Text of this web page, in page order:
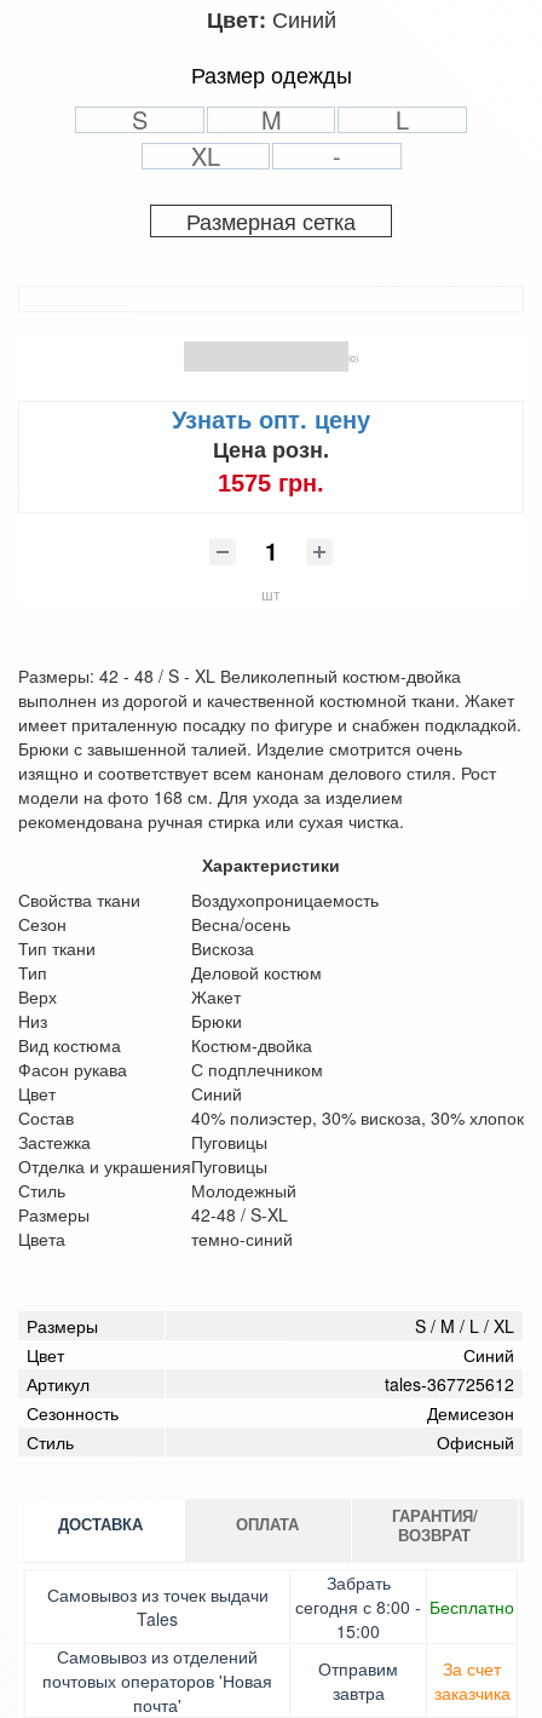
Цвет: Синий
Размер одежды
S M
L
XL
-
Размерная сетка
(0)
Узнать опт. цену
Цена розн.
1575 грн.
шт
Размеры: 42 - 48 / S - XL Великолепный костюм-двойка
выполнен из дорогой и качественной костюмной ткани. Жакет
имеет приталенную посадку по фигуре и снабжен подкладкой.
Брюки с завышенной талией. Изделие смотрится очень
изящно и соответствует всем канонам делового стиля. Рост
модели на фото 168 см. Для ухода за изделием
рекомендована ручная стирка или сухая чистка.
Характеристики
Свойства ткани
Воздухопроницаемость
Сезон
Весна/осень
Тип ткани
Вискоза
Тип
Деловой костюм
Верх
Жакет
Низ
Брюки
Вид костюма
Костюм-двойка
Фасон рукава
С подплечником
Цвет
Синий
Состав
40% полиэстер, 30% вискоза, 30% хлопок
Застежка
Пуговицы
Отделка и украшенияПуговицы
Стиль
Молодежный
Размеры
42-48 / S-XL
Цвета
темно-синий
Размеры
S / M / L / XL
Цвет
Синий
Артикул
tales-367725612
Сезонность
Демисезон
Стиль
Офисный
ДОСТАВКА
Самовывоз из точек выдачи
Tales
Забрать
сегодня с 8:00 -
15:00
Бесплатно
Самовывоз из отделений
почтовых операторов 'Новая
почта'
Отправим
завтра
За счет
заказчика
ОПЛАТА
Оплата при получении товара, Картой онлайн,
Google Pay, Безналичными для юридических лиц,
Безналичными для физических лиц, Apple Pay,
Mastercard, Visa
ГАРАНТИЯ/
ВОЗВРАТ
Гарантия. Обмен/возврат товара в течение 14 дней.
Доставка за счет заказчика